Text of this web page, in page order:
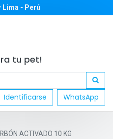
Lima - Perú
tu pet!
Identificarse WhatsApp
ACTIVADO 10 KG